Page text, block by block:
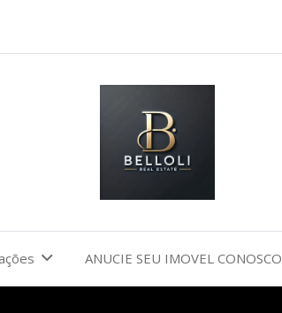
ANUCIE SEU IMOVEL CONOSCO